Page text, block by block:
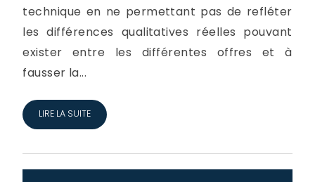
technique en ne permettant pas de refléter
les différences qualitatives réelles pouvant
exister entre les différentes offres et à
fausser la...
LIRE LA SUITE